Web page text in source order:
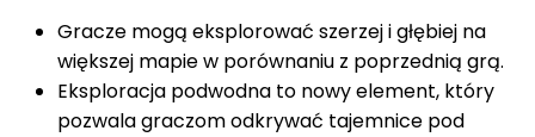
Gracze mogą eksplorować szerzej i głębiej na
większej mapie w porównaniu z poprzednią grą.
Eksploracja podwodna to nowy element, który
pozwala graczom odkrywać tajemnice pod